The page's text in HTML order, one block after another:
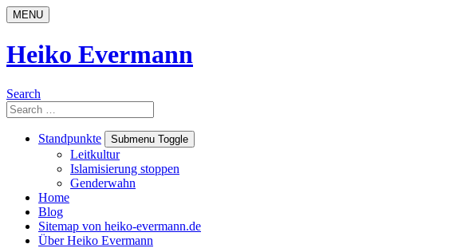
Skip
to
MENU
Heiko Evermann
Search
Search
for:
Standpunkte
Submenu Toggle
Leitkultur
Islamisierung stoppen
Genderwahn
Home
Blog
Sitemap von heiko-evermann.de
Über Heiko Evermann